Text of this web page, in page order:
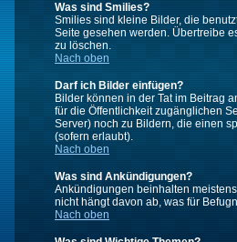
Was sind Smilies?
Smilies sind kleine Bilder, die
Seite gesehen werden. Übertreibe
zu löschen.
Nach oben
Darf ich Bilder einfügen?
Bilder können in der Tat im Beitrag
für die Öffentlichkeit zugänglichen
Server) noch zu Bildern, die einen
(sofern erlaubt).
Nach oben
Was sind Ankündigungen?
Ankündigungen beinhalten
nicht hängt davon ab, was für
Nach oben